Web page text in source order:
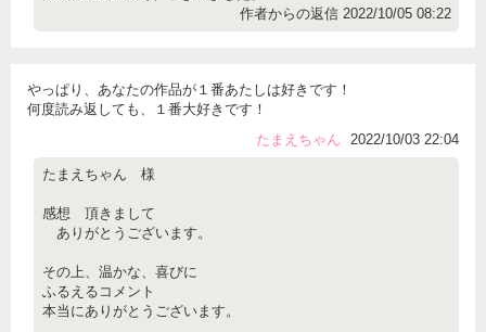
作者からの返信 2022/10/05 08:22
やっぱり、あなたの作品が１番あたしは好きです！
何度読み返しても、１番大好きです！
たまえちゃん
2022/10/03 22:04
たまえちゃん 様
感想 頂きまして
ありがとうございます。
その上、温かな、喜びに
ふるえるコメント
本当にありがとうございます。